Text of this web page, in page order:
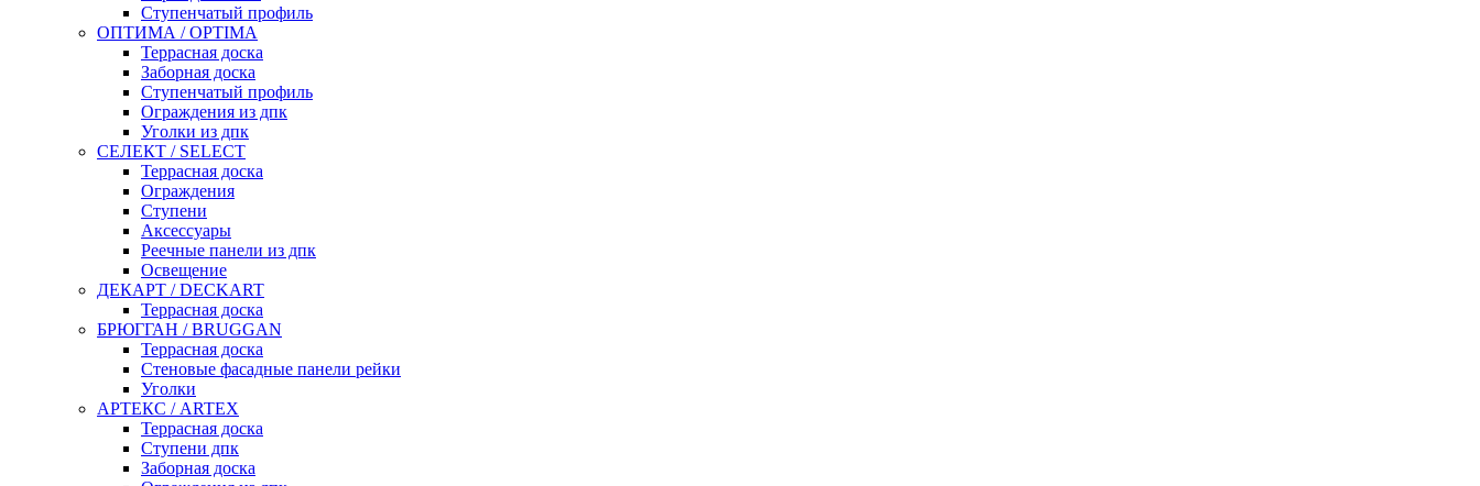
Ступенчатый профиль
ОПТИМА / OPTIMA
Террасная доска
Заборная доска
Ступенчатый профиль
Ограждения из дпк
Уголки из дпк
СЕЛЕКТ / SELECT
Террасная доска
Ограждения
Ступени
Аксессуары
Реечные панели из дпк
Освещение
ДЕКАРТ / DECKART
Террасная доска
БРЮГГАН / BRUGGAN
Террасная доска
Стеновые фасадные панели рейки
Уголки
АРТЕКС / ARTEX
Террасная доска
Ступени дпк
Заборная доска